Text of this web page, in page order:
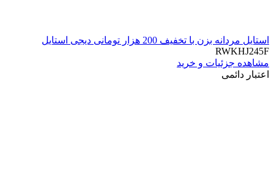
استایل مردانه بزن با تخفیف 200 هزار تومانی دیجی استایل
RWKHJ245F
مشاهده جزئیات و خرید
اعتبار دائمی